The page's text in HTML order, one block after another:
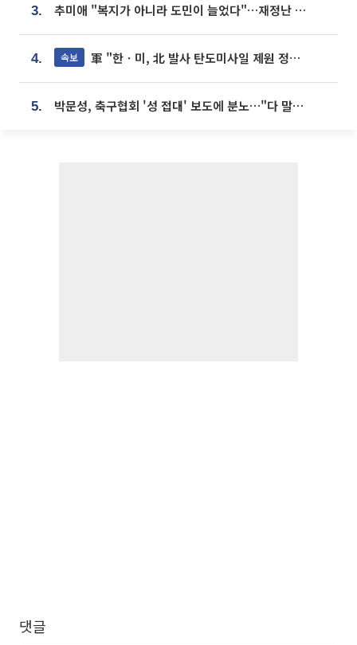
3. 추미애 "복지가 아니라 도민이 늘었다"…재정난 책임론 정면돌파
4. 속보 軍 "한ㆍ미, 北 발사 탄도미사일 제원 정밀분석 중"
5. 박문성, 축구협회 '성 접대' 보도에 분노…"다 말아먹으려고 작정했나"
댓글